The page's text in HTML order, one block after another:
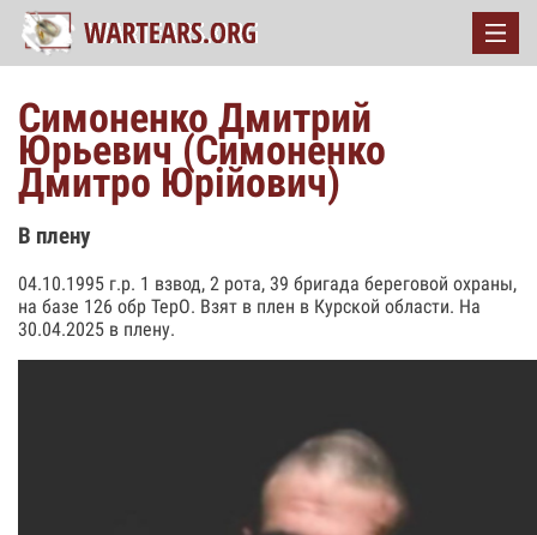
Симоненко Дмитрий
Юрьевич (Симоненко
Дмитро Юрійович)
В плену
04.10.1995 г.р. 1 взвод, 2 рота, 39 бригада береговой охраны,
на базе 126 обр ТерО. Взят в плен в Курской области. На
30.04.2025 в плену.